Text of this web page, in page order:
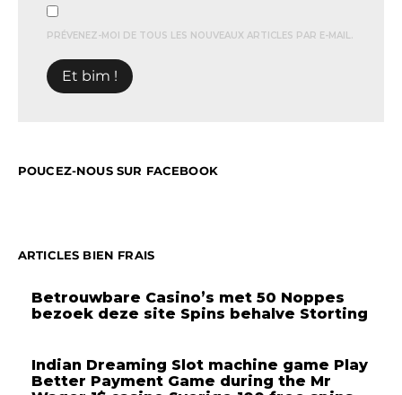
PRÉVENEZ-MOI DE TOUS LES NOUVEAUX ARTICLES PAR E-MAIL.
POUCEZ-NOUS SUR FACEBOOK
ARTICLES BIEN FRAIS
Betrouwbare Casino’s met 50 Noppes
bezoek deze site Spins behalve Storting
Indian Dreaming Slot machine game Play
Better Payment Game during the Mr